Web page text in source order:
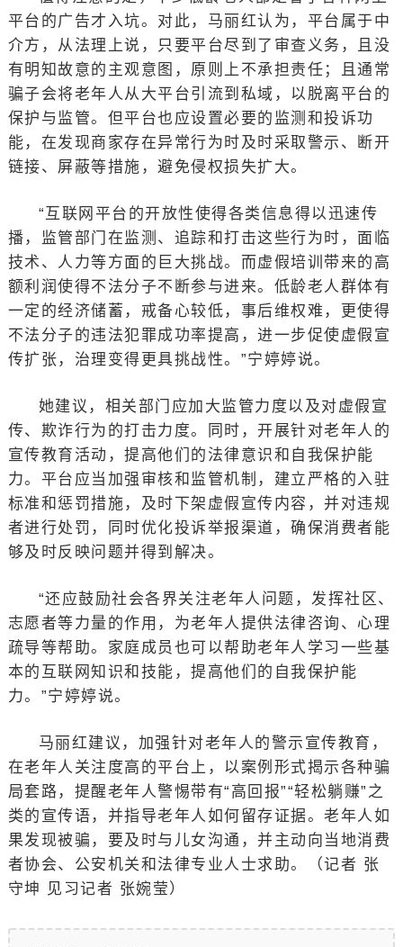
平台的广告才入坑。对此，马丽红认为，平台属于中
介方，从法理上说，只要平台尽到了审查义务，且没
有明知故意的主观意图，原则上不承担责任；且通常
骗子会将老年人从大平台引流到私域，以脱离平台的
保护与监管。但平台也应设置必要的监测和投诉功
能，在发现商家存在异常行为时及时采取警示、断开
链接、屏蔽等措施，避免侵权损失扩大。
“互联网平台的开放性使得各类信息得以迅速传
播，监管部门在监测、追踪和打击这些行为时，面临
技术、人力等方面的巨大挑战。而虚假培训带来的高
额利润使得不法分子不断参与进来。低龄老人群体有
一定的经济储蓄，戒备心较低，事后维权难，更使得
不法分子的违法犯罪成功率提高，进一步促使虚假宣
传扩张，治理变得更具挑战性。”宁婷婷说。
她建议，相关部门应加大监管力度以及对虚假宣
传、欺诈行为的打击力度。同时，开展针对老年人的
宣传教育活动，提高他们的法律意识和自我保护能
力。平台应当加强审核和监管机制，建立严格的入驻
标准和惩罚措施，及时下架虚假宣传内容，并对违规
者进行处罚，同时优化投诉举报渠道，确保消费者能
够及时反映问题并得到解决。
“还应鼓励社会各界关注老年人问题，发挥社区、
志愿者等力量的作用，为老年人提供法律咨询、心理
疏导等帮助。家庭成员也可以帮助老年人学习一些基
本的互联网知识和技能，提高他们的自我保护能
力。”宁婷婷说。
马丽红建议，加强针对老年人的警示宣传教育，
在老年人关注度高的平台上，以案例形式揭示各种骗
局套路，提醒老年人警惕带有“高回报”“轻松躺赚”之
类的宣传语，并指导老年人如何留存证据。老年人如
果发现被骗，要及时与儿女沟通，并主动向当地消费
者协会、公安机关和法律专业人士求助。（记者 张
守坤 见习记者 张婉莹）